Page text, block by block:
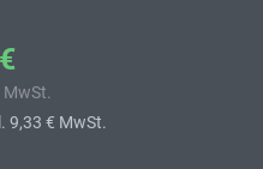
MwSt.
9,33 € MwSt.